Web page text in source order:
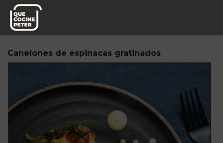
Pedido semanal
Canelones de espinacas gratinados